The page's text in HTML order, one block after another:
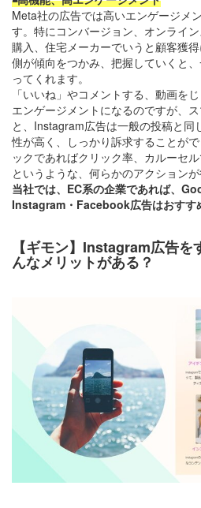
Meta社の広告では高いエンゲージメ
す。特にコンバージョン、オンライ
購入、住宅メーカーでいうと顧客獲
側が傾向をつかみ、把握していくと
ってくれます。
「いいね」やコメントする、動画を
エンゲージメントになるのですが、
と、Instagram広告は一般の投稿と同
性が高く、しっかり訴求することが
ックであればクリック率、カルーセ
というような、何らかのアクションが
当社では、EC系の企業であれば、
Instagram・Facebook広告はおすす
【ギモン】Instagram広告
んなメリットがある？